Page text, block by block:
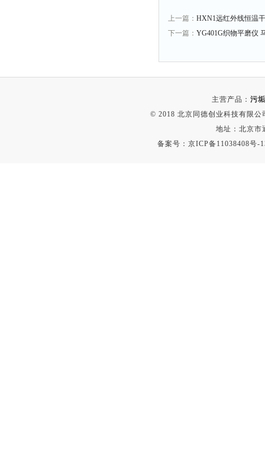
上一篇： HXN1远红外线恒温
下一篇： YG401G织物平磨仪
主营产品： 污
© 2018 北京同德创业科技有限
地址：北京市
备案号： 京ICP备11038408号-